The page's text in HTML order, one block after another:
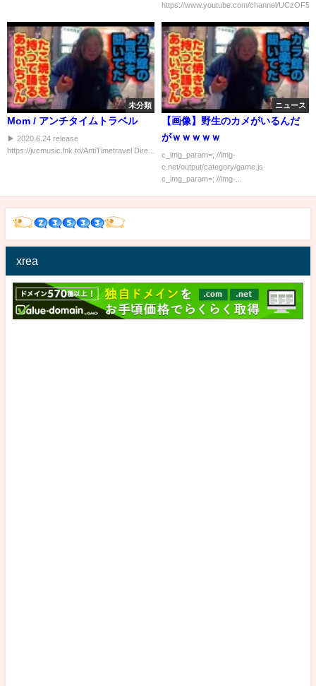
https://www.youtube.com/channel/UCzOF5...
未分類
Mom / アンチタイムトラベル
▶ 2020.6.24 release
https://jvcmusic.lnk.to/AntiTimetravel Dire...
ニュース
【画像】野生のカメがいるんだ
がｗｗｗｗｗ
c_img_param=; //img-
c.net/output/category/game.js
c_img_param=; //img-...
xrea